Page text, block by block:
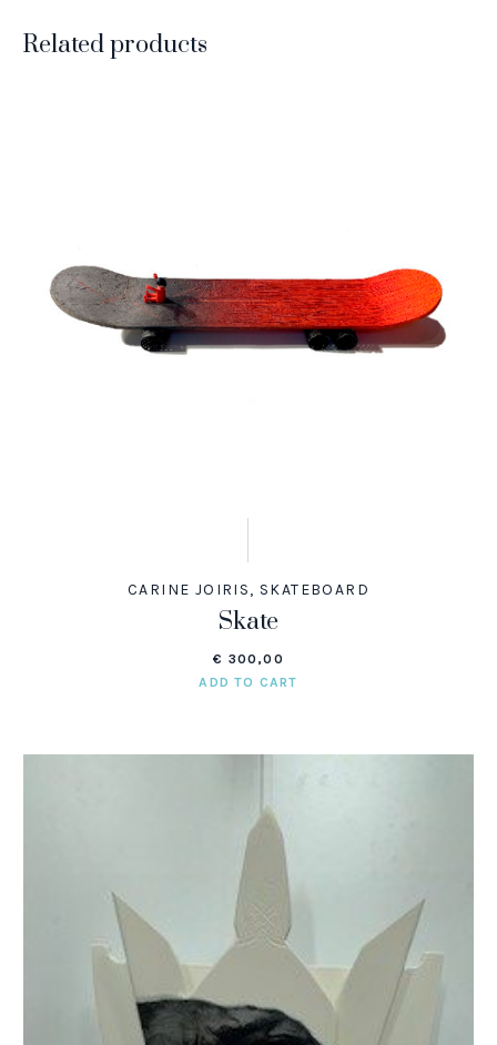
Related products
CARINE JOIRIS, SKATEBOARD
Skate
€ 300,00
ADD TO CART